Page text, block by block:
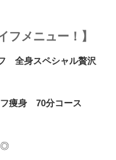
フメニュー！】
全身スペシャル贅沢
フ痩身 70分コース
◎